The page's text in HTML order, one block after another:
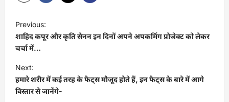
o
s
t
n
a
Previous:
शाहिद कपूर और कृति सेनन इन दिनों अपने अपकमिंग प्रोजेक्ट को लेकर
चर्चा में…
Next:
हमारे शरीर में कई तरह के फैट्स मौजूद होते हैं, इन फैट्स के बारे में आगे
व‍िस्‍तार से जानेंगे-